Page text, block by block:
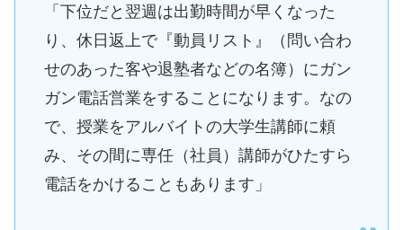
「下位だと翌週は出勤時間が早くなった
り、休日返上で『動員リスト』（問い合わ
せのあった客や退塾者などの名簿）にガン
ガン電話営業をすることになります。なの
で、授業をアルバイトの大学生講師に頼
み、その間に専任（社員）講師がひたすら
電話をかけることもあります」